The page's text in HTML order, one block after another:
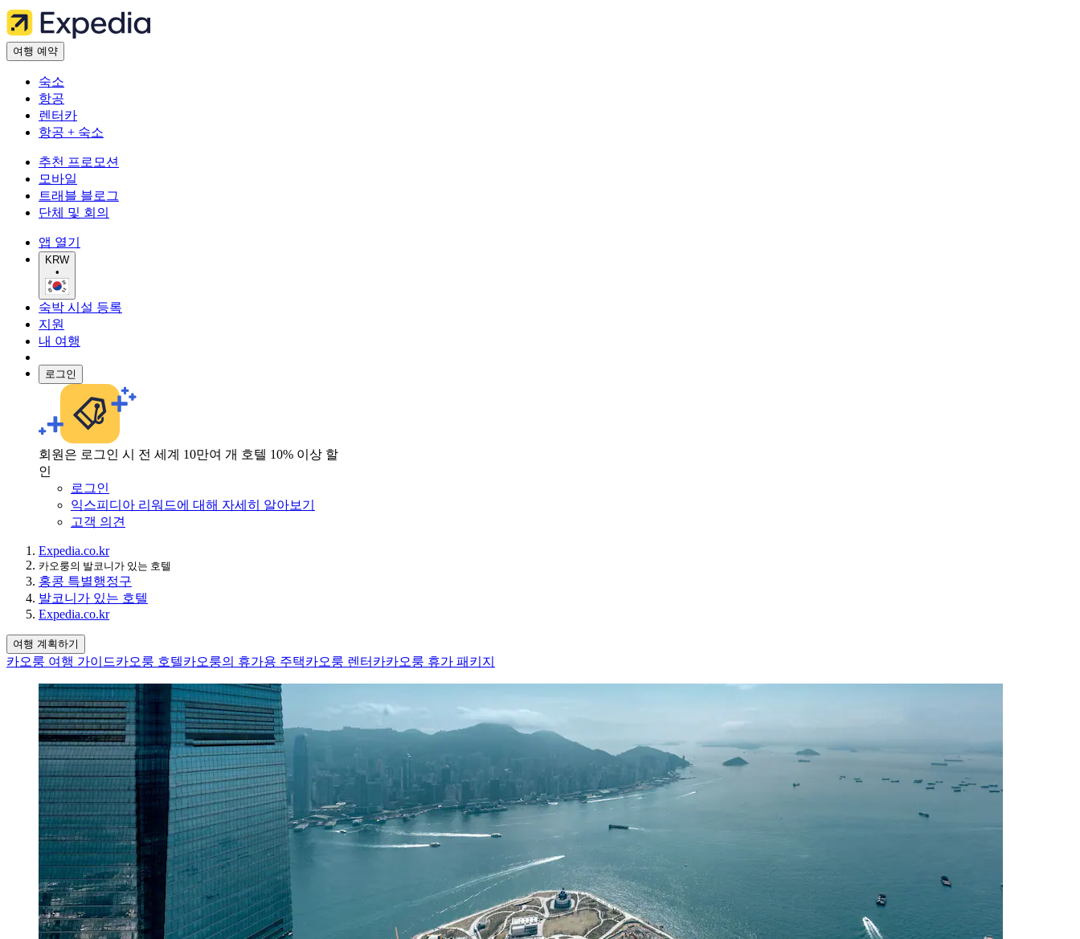
여행 예약
숙소
항공
렌터카
항공 + 숙소
추천 프로모션
모바일
트래블 블로그
단체 및 회의
앱 열기
KRW
•
숙박 시설 등록
지원
내 여행
로그인
회원은 로그인 시 전 세계 10만여 개 호텔 10% 이상 할
인
로그인
익스피디아 리워드에 대해 자세히 알아보기
고객 의견
Expedia.co.kr
카오룽의 발코니가 있는 호텔
홍콩 특별행정구
발코니가 있는 호텔
Expedia.co.kr
여행 계획하기
카오룽 여행 가이드카오룽 호텔카오룽의 휴가용 주택카오룽 렌터카카오룽 휴가 패키지